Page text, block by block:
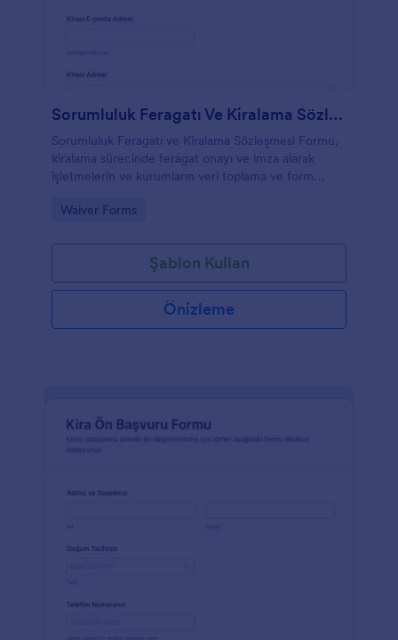
Sorumluluk Feragatı Ve Kiralama Sözleşmesi Formu
Sorumluluk Feragatı ve Kiralama Sözleşmesi Formu,
kiralama sürecinde feragat onayı ve imza alarak
işletmelerin ve kurumların veri toplama ve form
yardımcı olur.
Go to Category:
Waiver Forms
Şablon Kullan
Önizleme